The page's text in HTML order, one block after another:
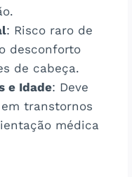
: Risco raro de
desconforto
de cabeça.
e Idade: Deve
transtornos
médica